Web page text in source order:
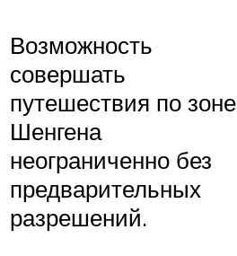
Возможность
совершать
путешествия по зоне
Шенгена
неограниченно без
предварительных
разрешений.